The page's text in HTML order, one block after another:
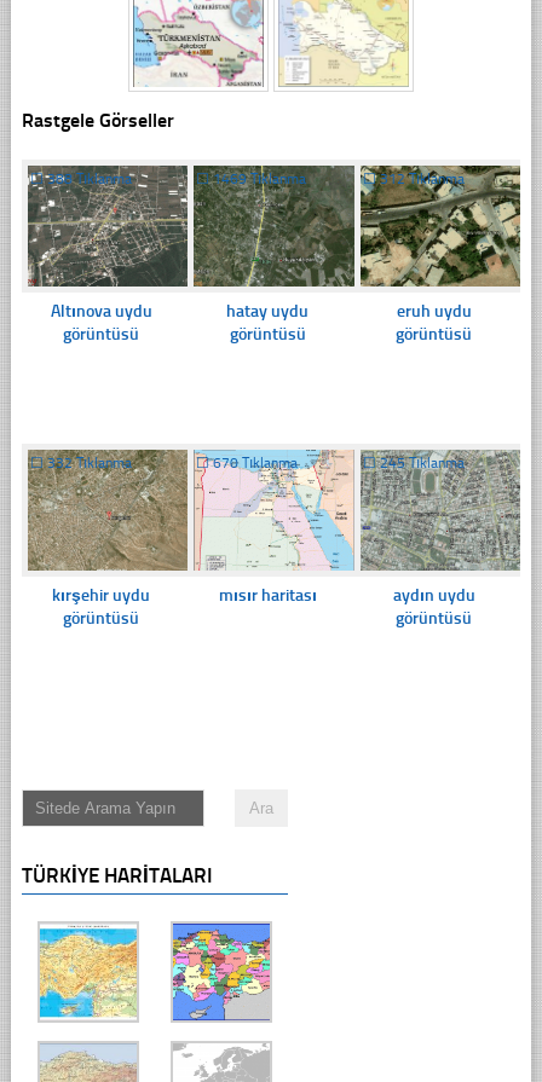
Rastgele Görseller
☐388 Tıklanma
Altınova uydu
görüntüsü
☐1469 Tıklanma
hatay uydu
görüntüsü
☐312 Tıklanma
eruh uydu
görüntüsü
☐332 Tıklanma
kırşehir uydu
görüntüsü
☐670 Tıklanma
mısır haritası
☐245 Tıklanma
aydın uydu
görüntüsü
TÜRKIYE HARITALARI